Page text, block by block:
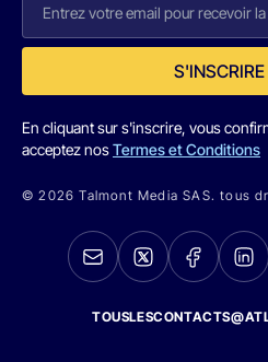
S'INSCRIRE
En cliquant sur s'inscrire, vous
acceptez nosTermes et Conditions
© 2026 Talmont Media SAS. tous